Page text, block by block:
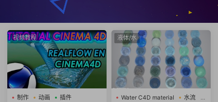
视频教程
制作 动画 插件
液体/水
Water C4D material
水流